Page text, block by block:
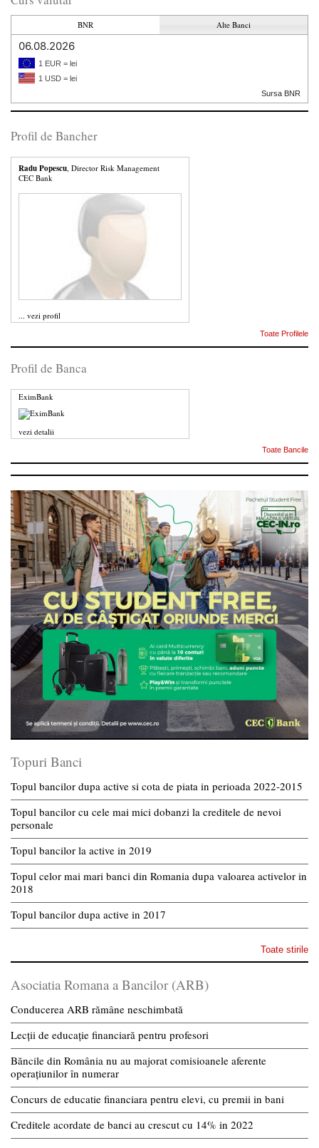
BNR Alte Banci
06.08.2026
1 EUR = lei
1 USD = lei
Sursa BNR
Profil de Bancher
Radu Popescu , Director Risk Management
CEC Bank
... vezi profil
Toate Profilele
Profil de Banca
EximBank
vezi detalii
Toate Bancile
Topuri Banci
Topul bancilor dupa active si cota de piata in perioada 2022-2015
Topul bancilor cu cele mai mici dobanzi la creditele de nevoi
personale
Topul bancilor la active in 2019
Topul celor mai mari banci din Romania dupa valoarea activelor in
2018
Topul bancilor dupa active in 2017
Toate stirile
Asociatia Romana a Bancilor (ARB)
Conducerea ARB rămâne neschimbată
Lecții de educație financiară pentru profesori
Băncile din România nu au majorat comisioanele aferente
operațiunilor în numerar
Concurs de educatie financiara pentru elevi, cu premii in bani
Creditele acordate de banci au crescut cu 14% in 2022